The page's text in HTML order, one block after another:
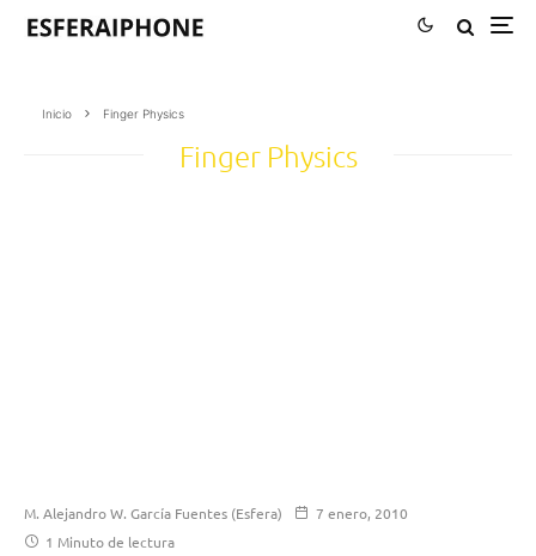
Inicio Finger Physics
Finger Physics
M. Alejandro W. García Fuentes (Esfera)
7 enero, 2010
1 Minuto de lectura